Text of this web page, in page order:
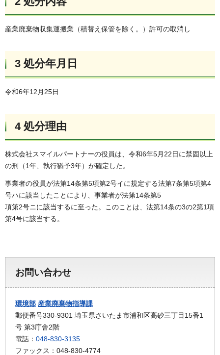
産業廃棄物収集運搬業（積替え保管を除く。）許可の取消し
3 処分年月日
令和6年12月25日
4 処分理由
株式会社スマイルパートナーの役員は、令和6年5月22日に禁固以上
の刑（1年、執行猶予3年）が確定した。
事業者の役員が法第14条第5項第2号イに規定する法第7条第5項第4
号ハに該当したことにより、事業者が法第14条第5
項第2号ニに該当するに至った。このことは、法第14条の3の2第1項
第4号に該当する。
お問い合わせ
環境部 産業廃棄物指導課
郵便番号330-9301 埼玉県さいたま市浦和区高砂三丁目15番1
号 第3庁舎2階
電話： 048-830-3135
ファックス：048-830-4774